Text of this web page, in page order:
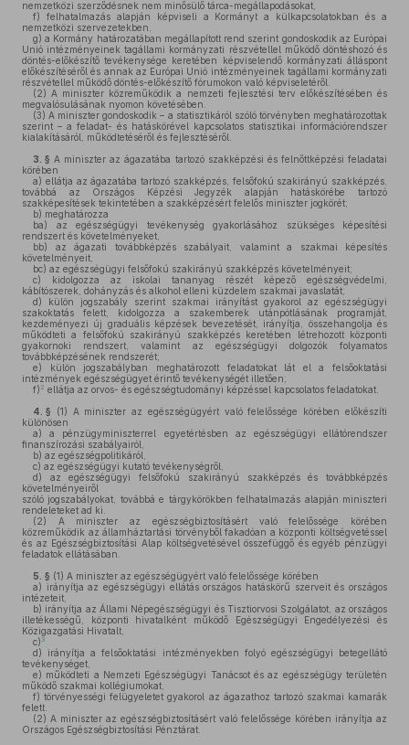
nemzetközi szerződésnek nem minősülő tárca-megállapodásokat,
f) felhatalmazás alapján képviseli a Kormányt a külkapcsolatokban és a
nemzetközi szervezetekben,
g) a Kormány határozatában megállapított rend szerint gondoskodik az Európai
Unió intézményeinek tagállami kormányzati részvétellel működő döntéshozó és
döntés-előkészítő tevékenysége keretében képviselendő kormányzati álláspont
előkészítéséről és annak az Európai Unió intézményeinek tagállami kormányzati
részvétellel működő döntés-előkészítő fórumokon való képviseletéről.
(2) A miniszter közreműködik a nemzeti fejlesztési terv előkészítésében és
megvalósulásának nyomon követésében.
(3) A miniszter gondoskodik – a statisztikáról szóló törvényben meghatározottak
szerint – a feladat- és hatáskörével kapcsolatos statisztikai információrendszer
kialakításáról, működtetéséről és fejlesztéséről.
3. § A miniszter az ágazatába tartozó szakképzési és felnőttképzési feladatai
körében
a) ellátja az ágazatába tartozó szakképzés, felsőfokú szakirányú szakképzés,
továbbá az Országos Képzési Jegyzék alapján hatáskörébe tartozó
szakképesítések tekintetében a szakképzésért felelős miniszter jogkörét;
b) meghatározza
ba) az egészségügyi tevékenység gyakorlásához szükséges képesítési
rendszert és követelményeket,
bb) az ágazati továbbképzés szabályait, valamint a szakmai képesítés
követelményeit,
bc) az egészségügyi felsőfokú szakirányú szakképzés követelményeit;
c) kidolgozza az iskolai tananyag részét képező egészségvédelmi,
kábítószerek, dohányzás és alkohol elleni küzdelem szakmai javaslatát;
d) külön jogszabály szerint szakmai irányítást gyakorol az egészségügyi
szakoktatás felett, kidolgozza a szakemberek utánpótlásának programját,
kezdeményezi új graduális képzések bevezetését, irányítja, összehangolja és
működteti a felsőfokú szakirányú szakképzés keretében létrehozott központi
gyakornoki rendszert, valamint az egészségügyi dolgozók folyamatos
továbbképzésének rendszerét;
e) külön jogszabályban meghatározott feladatokat lát el a felsőoktatási
intézmények egészségügyet érintő tevékenységét illetően;
f) 2 ellátja az orvos- és egészségtudományi képzéssel kapcsolatos feladatokat.
4. § (1) A miniszter az egészségügyért való felelőssége körében előkészíti
különösen
a) a pénzügyminiszterrel egyetértésben az egészségügyi ellátórendszer
finanszírozási szabályairól,
b) az egészségpolitikáról,
c) az egészségügyi kutató tevékenységről,
d) az egészségügyi felsőfokú szakirányú szakképzés és továbbképzés
követelményeiről
szóló jogszabályokat, továbbá e tárgykörökben felhatalmazás alapján miniszteri
rendeleteket ad ki.
(2) A miniszter az egészségbiztosításért való felelőssége körében
közreműködik az államháztartási törvényből fakadóan a központi költségvetéssel
és az Egészségbiztosítási Alap költségvetésével összefüggő és egyéb pénzügyi
feladatok ellátásában.
5. § (1) A miniszter az egészségügyért való felelőssége körében
a) irányítja az egészségügyi ellátás országos hatáskörű szerveit és országos
intézeteit,
b) irányítja az Állami Népegészségügyi és Tisztiorvosi Szolgálatot, az országos
illetékességű, központi hivatalként működő Egészségügyi Engedélyezési és
Közigazgatási Hivatalt,
c) 3
d) irányítja a felsőoktatási intézményekben folyó egészségügyi betegellátó
tevékenységet,
e) működteti a Nemzeti Egészségügyi Tanácsot és az egészségügy területén
működő szakmai kollégiumokat,
f) törvényességi felügyeletet gyakorol az ágazathoz tartozó szakmai kamarák
felett.
(2) A miniszter az egészségbiztosításért való felelőssége körében irányítja az
Országos Egészségbiztosítási Pénztárat.